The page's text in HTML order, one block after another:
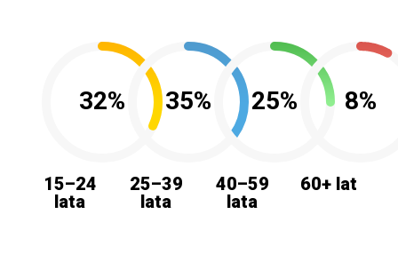
32%
15–24
lata
35%
25–39
lata
25%
40–59
lata
8%
60+ lat